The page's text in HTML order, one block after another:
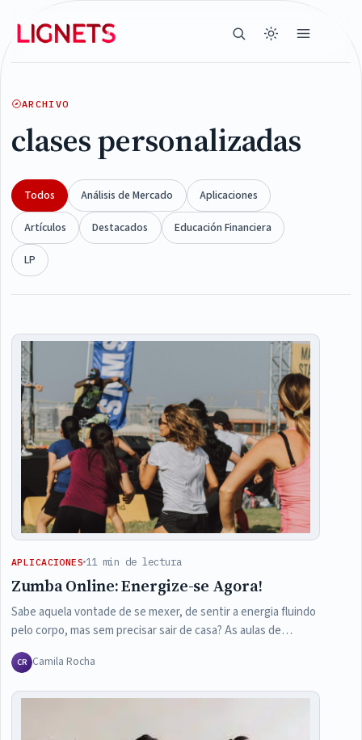
ARCHIVO
clases personalizadas
Todos Análisis de Mercado
Aplicaciones
Artículos
Destacados
Educación Financiera
LP
Articles
APLICACIONES 11 min de lectura
Zumba Online: Energize-se Agora!
Sabe aquela vontade de se mexer, de sentir a energia fluindo
pelo corpo, mas sem precisar sair de casa? As aulas de…
CR Camila Rocha